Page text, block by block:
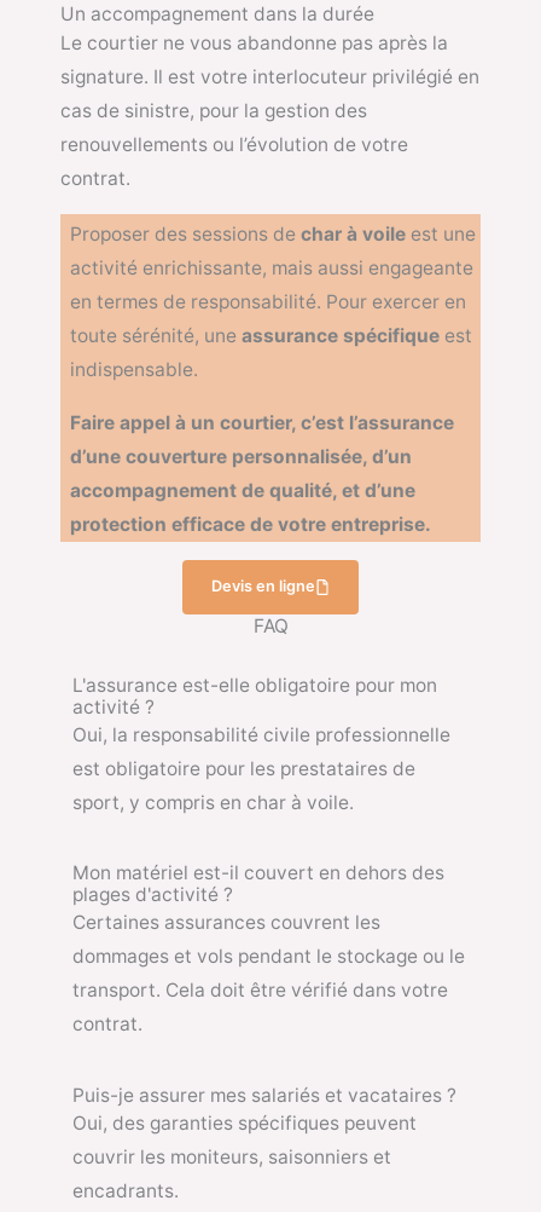
Un accompagnement dans la durée
Le courtier ne vous abandonne pas après la
signature. Il est votre interlocuteur privilégié en
cas de sinistre, pour la gestion des
renouvellements ou l’évolution de votre
contrat.
Proposer des sessions de char à voile est une
activité enrichissante, mais aussi engageante
en termes de responsabilité. Pour exercer en
toute sérénité, une assurance spécifique est
indispensable.
Faire appel à un courtier, c’est l’assurance
d’une couverture personnalisée, d’un
accompagnement de qualité, et d’une
protection efficace de votre entreprise.
Devis en ligne
FAQ
L'assurance est-elle obligatoire pour mon
activité ?
Oui, la responsabilité civile professionnelle
est obligatoire pour les prestataires de
sport, y compris en char à voile.
Mon matériel est-il couvert en dehors des
plages d'activité ?
Certaines assurances couvrent les
dommages et vols pendant le stockage ou le
transport. Cela doit être vérifié dans votre
contrat.
Puis-je assurer mes salariés et vacataires ?
Oui, des garanties spécifiques peuvent
couvrir les moniteurs, saisonniers et
encadrants.